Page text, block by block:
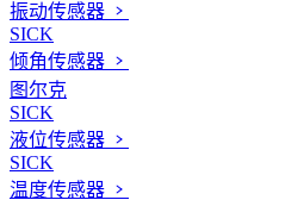
振动传感器
SICK
倾角传感器
图尔克
SICK
液位传感器
SICK
温度传感器